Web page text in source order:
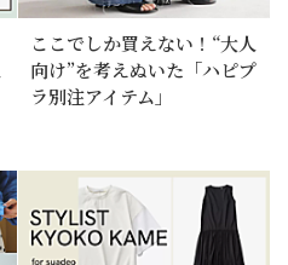
ここでしか買えない！“大人
向け”を考えぬいた「ハピプ
ラ別注アイテム」